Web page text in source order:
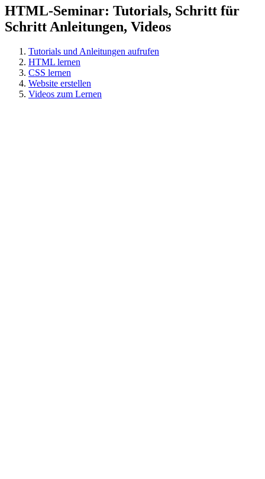
HTML-Seminar: Tutorials, Schritt für
Schritt Anleitungen, Videos
Tutorials und Anleitungen aufrufen
HTML lernen
CSS lernen
Website erstellen
Videos zum Lernen